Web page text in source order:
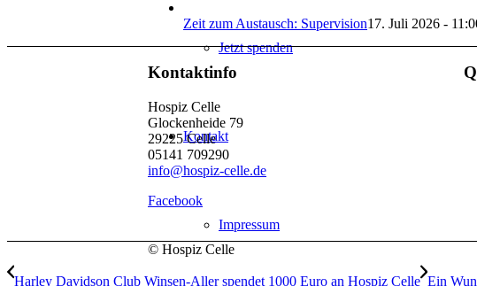
Jetzt spenden
Kontakt
Impressum
Zeit zum Austausch: Supervision17. Juli 2026 -
Kontaktinfo
Hospiz Celle
Glockenheide 79
29225 Celle
05141 709290
info@hospiz-celle.de
Facebook
© Hospiz Celle
Harley Davidson Club Winsen-Aller spendet 1000 Euro an Hospiz Celle Ein